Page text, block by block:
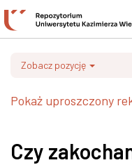
Zobacz pozycję
Pokaż uproszczony
Czy